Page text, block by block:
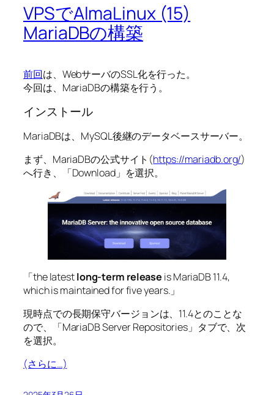
VPSでAlmaLinux (15)
MariaDBの構築
前回は、WebサーバのSSL化を行った。
今回は、MariaDBの構築を行う。
インストール
MariaDBは、MySQL後継のデータベースサーバー。
まず、MariaDBの公式サイト(https://mariadb.org/)
へ行き、「Download」を選択。
「the latestlong-term release is MariaDB 11.4,
which is maintained for five years.」
現時点での長期保守バージョンは、11.4とのことな
ので、「MariaDB Server Repositories」タブで、次
を選択。
(さらに…)